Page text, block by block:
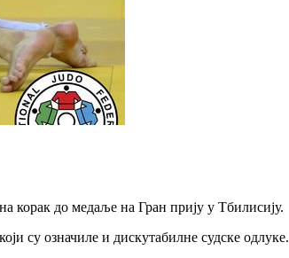
корак до медаље на Гран прију у Тбилисију.
су означиле и дискутабилне судске одлуке.